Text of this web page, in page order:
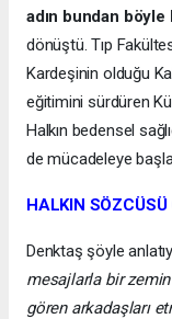
adın bundan böyle
dönüştü. Tıp
Kardeşinin olduğu
eğitimini sürdüren
Halkın bedensel
de mücadeleye
HALKIN SÖZCÜSÜ
Denktaş şöyle
mesajlarla bir
gören arkadaşları